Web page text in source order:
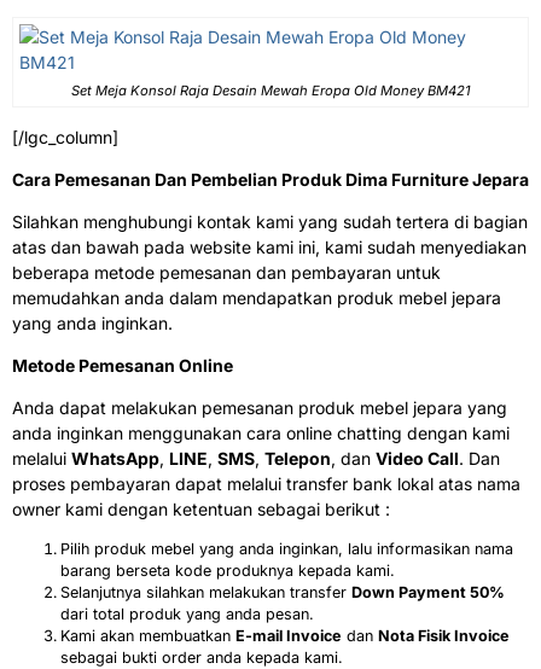
Set Meja Konsol Raja Desain Mewah Eropa Old Money BM421
[/lgc_column]
Cara Pemesanan Dan Pembelian Produk Dima Furniture Jepara
Silahkan menghubungi kontak kami yang sudah tertera di bagian
atas dan bawah pada website kami ini, kami sudah menyediakan
beberapa metode pemesanan dan pembayaran untuk
memudahkan anda dalam mendapatkan produk mebel jepara
yang anda inginkan.
Metode Pemesanan Online
Anda dapat melakukan pemesanan produk mebel jepara yang
anda inginkan menggunakan cara online chatting dengan kami
melalui WhatsApp, LINE, SMS, Telepon, dan Video Call. Dan
proses pembayaran dapat melalui transfer bank lokal atas nama
owner kami dengan ketentuan sebagai berikut :
Pilih produk mebel yang anda inginkan, lalu informasikan nama
barang berseta kode produknya kepada kami.
Selanjutnya silahkan melakukan transfer Down Payment 50%
dari total produk yang anda pesan.
Kami akan membuatkan E-mail Invoice dan Nota Fisik Invoice
sebagai bukti order anda kepada kami.